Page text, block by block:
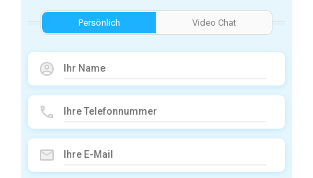
Persönlich Video Chat